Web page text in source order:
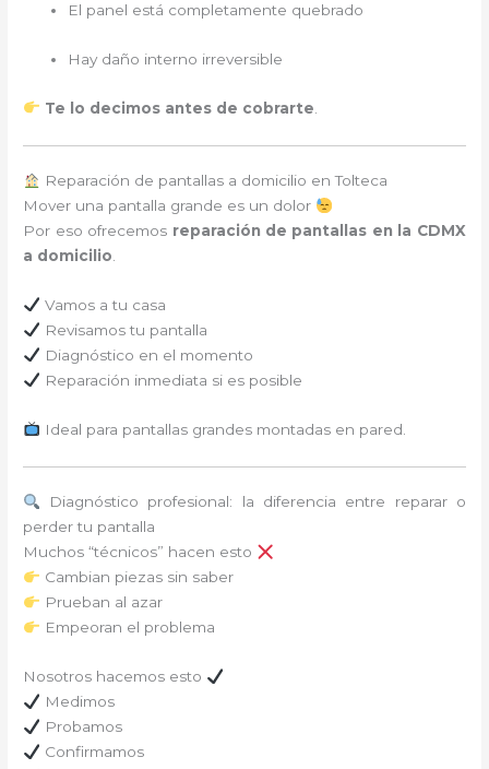
El panel está completamente quebrado
Hay daño interno irreversible
Te lo decimos antes de cobrarte
Reparación de pantallas a domicilio en Tolteca
Mover una pantalla grande es un dolor
Por eso ofrecemos reparación de pantallas en la CDMX
a domicilio
Vamos a tu casa
Revisamos tu pantalla
Diagnóstico en el momento
Reparación inmediata si es posible
Ideal para pantallas grandes montadas en pared.
Diagnóstico profesional: la diferencia entre reparar o
perder tu pantalla
Muchos “técnicos” hacen esto
Cambian piezas sin saber
Prueban al azar
Empeoran el problema
Nosotros hacemos esto
Medimos
Probamos
Confirmamos